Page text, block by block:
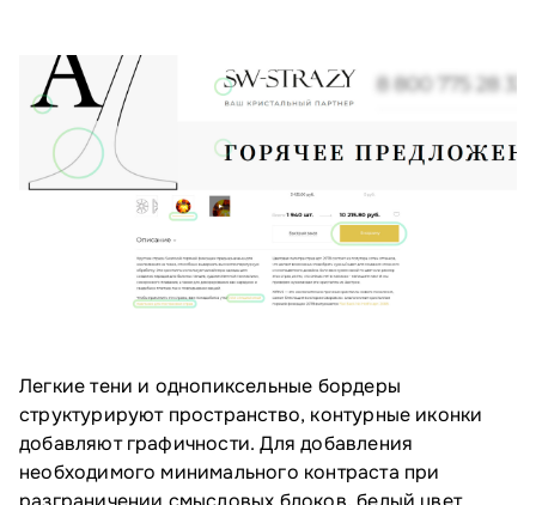
Легкие тени и однопиксельные бордеры
структурируют пространство, контурные иконки
добавляют графичности. Для добавления
необходимого минимального контраста при